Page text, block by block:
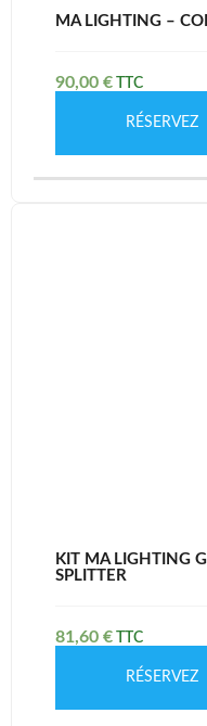
MA LIGHTING –
90,00 €
RÉSERVEZ
KIT MA LIGHTING
SPLITTER
81,60 €
RÉSERVEZ